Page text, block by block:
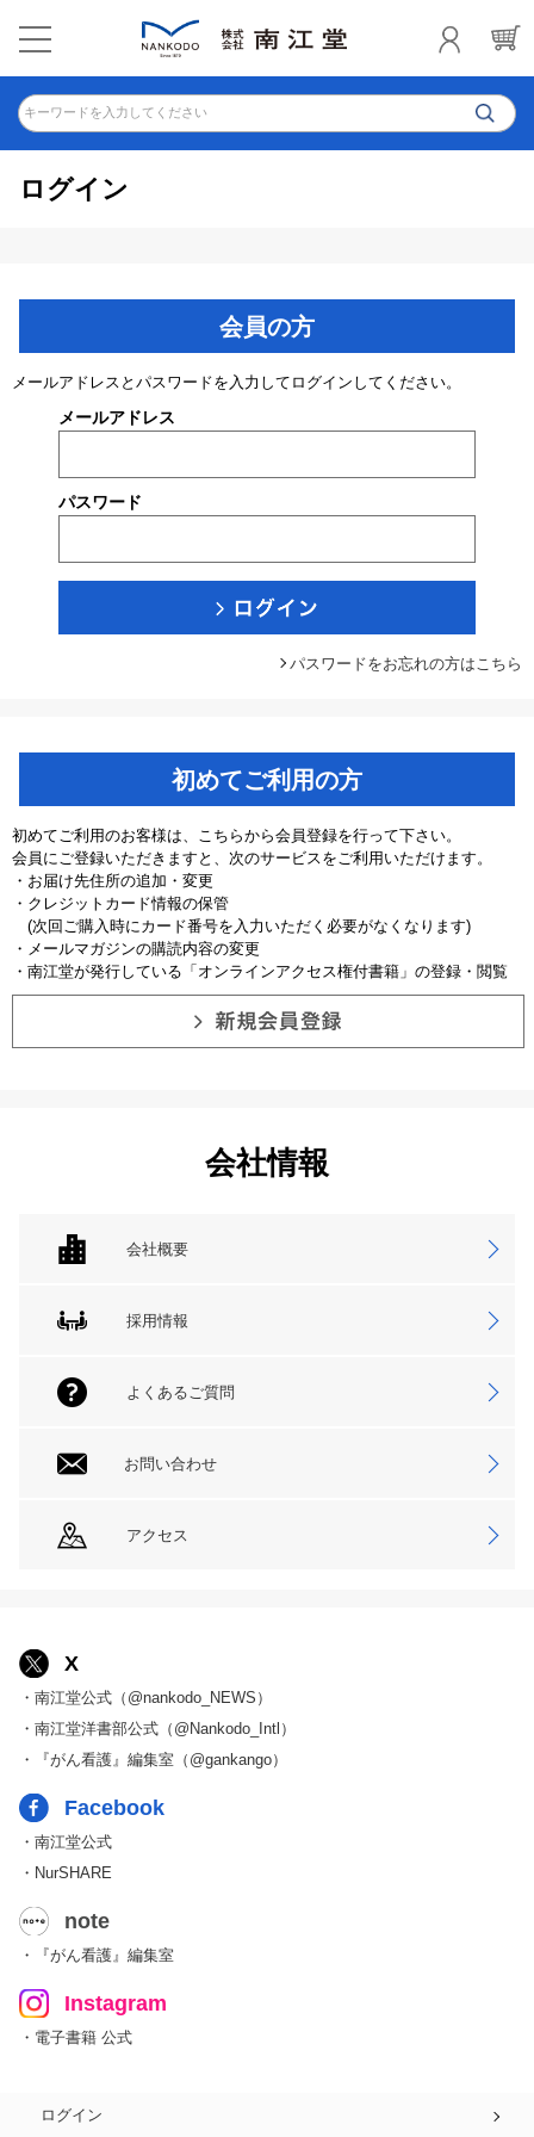
キーワードを入力してください
ログイン
会員の方
メールアドレスとパスワードを入力してログインしてください。
メールアドレス
パスワード
パスワードをお忘れの方はこちら
初めてご利用の方
初めてご利用のお客様は、こちらから会員登録を行って下さい。
会員にご登録いただきますと、次のサービスをご利用いただけます。
・お届け先住所の追加・変更
・クレジットカード情報の保管
(次回ご購入時にカード番号を入力いただく必要がなくなります)
・メールマガジンの購読内容の変更
・南江堂が発行している「オンラインアクセス権付書籍」の登録・閲覧
会社情報
会社概要
採用情報
よくあるご質問
お問い合わせ
アクセス
X
・南江堂公式（@nankodo_NEWS）
・南江堂洋書部公式（@Nankodo_Intl）
・『がん看護』編集室（@gankango）
Facebook
・南江堂公式
・NurSHARE
note
・『がん看護』編集室
Instagram
・電子書籍 公式
ログイン